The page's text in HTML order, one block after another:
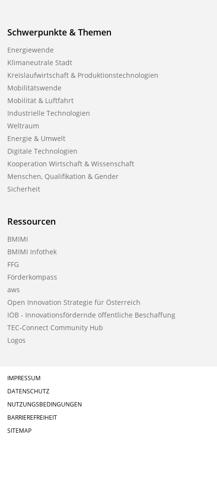
Schwerpunkte & Themen
Energiewende
Klimaneutrale Stadt
Kreislaufwirtschaft & Produktionstechnologien
Mobilitätswende
Mobilität & Luftfahrt
Industrielle Technologien
Weltraum
Energie & Umwelt
Digitale Technologien
Kooperation Wirtschaft & Wissenschaft
Menschen, Qualifikation & Gender
Sicherheit
Ressourcen
BMIMI
BMIMI Infothek
FFG
Förderkompass
aws
Open Innovation Strategie für Österreich
IÖB - Innovationsfördernde öffentliche Beschaffung
TEC-Connect Community Hub
Logos
IMPRESSUM
DATENSCHUTZ
NUTZUNGSBEDINGUNGEN
BARRIEREFREIHEIT
SITEMAP